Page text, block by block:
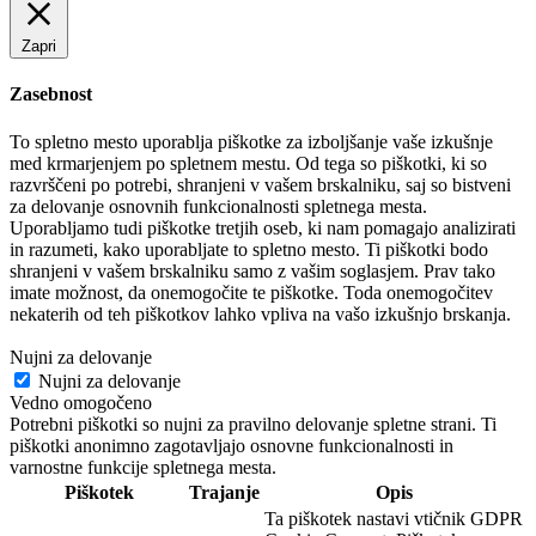
Zapri
Zasebnost
To spletno mesto uporablja piškotke za izboljšanje vaše izkušnje
med krmarjenjem po spletnem mestu. Od tega so piškotki, ki so
razvrščeni po potrebi, shranjeni v vašem brskalniku, saj so bistveni
za delovanje osnovnih funkcionalnosti spletnega mesta.
Uporabljamo tudi piškotke tretjih oseb, ki nam pomagajo analizirati
in razumeti, kako uporabljate to spletno mesto. Ti piškotki bodo
shranjeni v vašem brskalniku samo z vašim soglasjem. Prav tako
imate možnost, da onemogočite te piškotke. Toda onemogočitev
nekaterih od teh piškotkov lahko vpliva na vašo izkušnjo brskanja.
Nujni za delovanje
Nujni za delovanje
Vedno omogočeno
Potrebni piškotki so nujni za pravilno delovanje spletne strani. Ti
piškotki anonimno zagotavljajo osnovne funkcionalnosti in
varnostne funkcije spletnega mesta.
Piškotek
Trajanje
Opis
Ta piškotek nastavi vtičnik GDPR